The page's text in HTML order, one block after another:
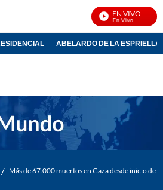
EN VIVO
ABELARDO DE LA ESPRIELLA
/ Más de 67.000 muertos en Gaza desde inicio de